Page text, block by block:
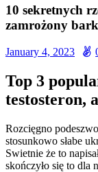
10 sekretnych
zamrożony
January 4, 2023
Top 3
testosteron,
Rozcięgno
stosunkowo słabe
Swietnie że to
skończyło się to dla